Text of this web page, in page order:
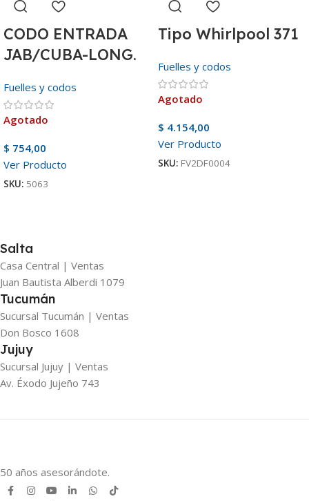
CODO ENTRADA
JAB/CUBA-LONG.
Fuelles y codos
Agotado
$ 754,00
Ver Producto
SKU: 5063
Tipo Whirlpool 371
Fuelles y codos
Agotado
$ 4.154,00
Ver Producto
SKU: FV2DF0004
Salta
Casa Central | Ventas
Juan Bautista Alberdi 1079
Tucumán
Sucursal Tucumán | Ventas
Don Bosco 1608
Jujuy
Sucursal Jujuy | Ventas
Av. Éxodo Jujeño 743
50 años asesorándote.